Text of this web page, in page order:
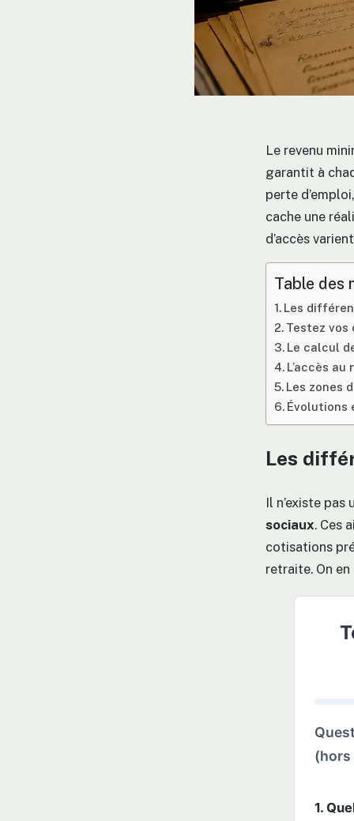
Le revenu
garantit à
perte
cache une
d’accès
Table des
Les
Testez vos
Le calcul
L’accès
Les zones
Évolutions
Les
Il n’existe
sociaux. Ces
cotisations
retraite. On
(hors
1.